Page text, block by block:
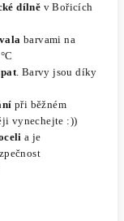
dílně v Bořicích
barvami na
. Barvy jsou díky
při běžném
vynechejte :))
a je